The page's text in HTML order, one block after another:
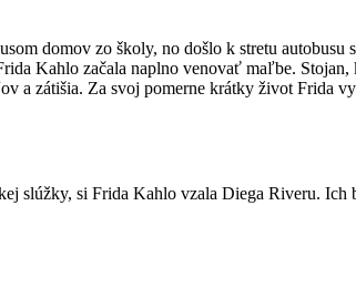
domov zo školy, no došlo k stretu autobusu
Kahlo začala naplno venovať maľbe.
a zátišia. Za svoj pomerne krátky život Frida
slúžky, si Frida Kahlo vzala Diega Riveru.